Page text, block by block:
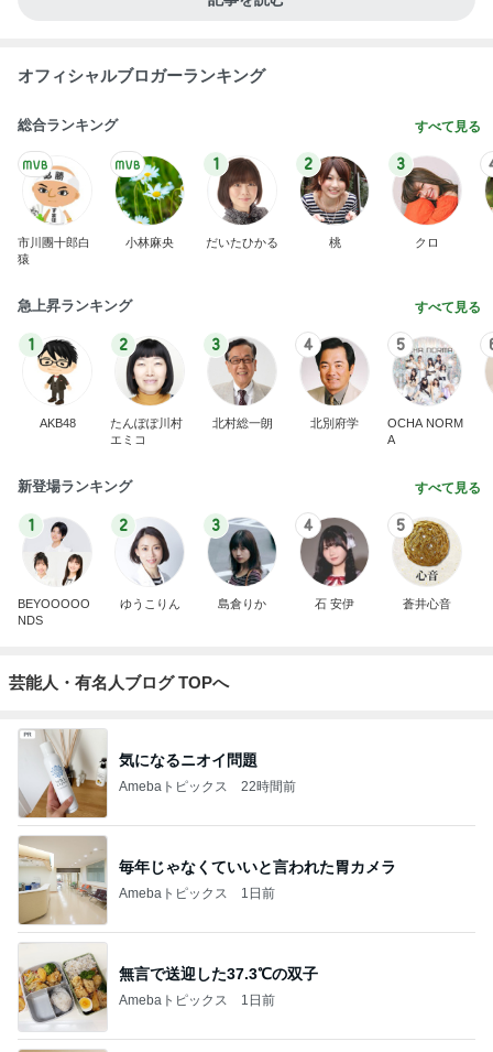
オフィシャルブロガーランキング
総合ランキング すべて見る
市川團十郎白
猿
小林麻央
1
だいたひかる
2
桃
3
クロ
急上昇ランキング すべて見る
1
AKB48
2
たんぽぽ川村
エミコ
3
北村総一朗
4
北別府学
5
OCHA NORM
A
新登場ランキング すべて見る
1
BEYOOOOO
NDS
2
ゆうこりん
3
島倉りか
4
石 安伊
5
蒼井心音
芸能人・有名人ブログ TOPへ
気になるニオイ問題
Amebaトピックス 22時間前
毎年じゃなくていいと言われた胃カメラ
Amebaトピックス 1日前
無言で送迎した37.3℃の双子
Amebaトピックス 1日前